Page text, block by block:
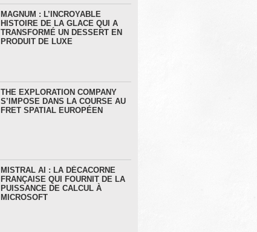
MAGNUM : L’INCROYABLE
HISTOIRE DE LA GLACE QUI A
TRANSFORMÉ UN DESSERT EN
PRODUIT DE LUXE
THE EXPLORATION COMPANY
S’IMPOSE DANS LA COURSE AU
FRET SPATIAL EUROPÉEN
MISTRAL AI : LA DÉCACORNE
FRANÇAISE QUI FOURNIT DE LA
PUISSANCE DE CALCUL À
MICROSOFT